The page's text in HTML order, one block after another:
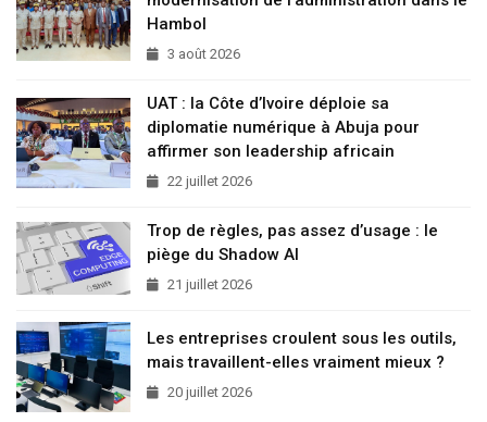
Hambol
3 août 2026
UAT : la Côte d’Ivoire déploie sa
diplomatie numérique à Abuja pour
affirmer son leadership africain
22 juillet 2026
Trop de règles, pas assez d’usage : le
piège du Shadow AI
21 juillet 2026
Les entreprises croulent sous les outils,
mais travaillent-elles vraiment mieux ?
20 juillet 2026